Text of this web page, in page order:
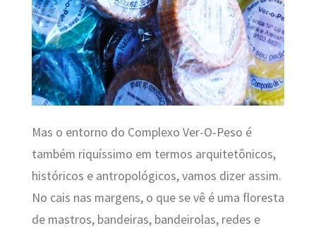
Mas o entorno do Complexo Ver-O-Peso é
também riquíssimo em termos arquitetônicos,
históricos e antropológicos, vamos dizer assim.
No cais nas margens, o que se vê é uma floresta
de mastros, bandeiras, bandeirolas, redes e